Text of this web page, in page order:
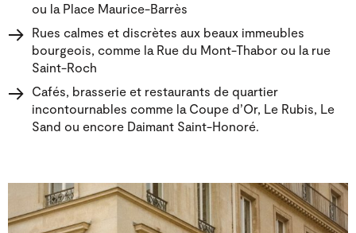
ou la Place Maurice-Barrès
Rues calmes et discrètes aux beaux immeubles
bourgeois, comme la Rue du Mont-Thabor ou la rue
Saint-Roch
Cafés, brasserie et restaurants de quartier
incontournables comme la Coupe d’Or, Le Rubis, Le
Sand ou encore Daimant Saint-Honoré.